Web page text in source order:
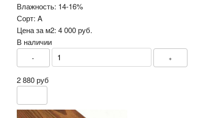
Влажность: 14-16%
Сорт: A
Цена за м2: 4 000 руб.
В наличии
- +
2 880 руб